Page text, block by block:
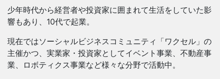
少年時代から経営者や投資家に囲まれて生活をしていた影
響もあり、10代で起業。
現在ではソーシャルビジネスコミュニティ「ワクセル」の
主催かつ、実業家・投資家としてイベント事業、不動産事
業、ロボティクス事業など様々な分野で活動中。